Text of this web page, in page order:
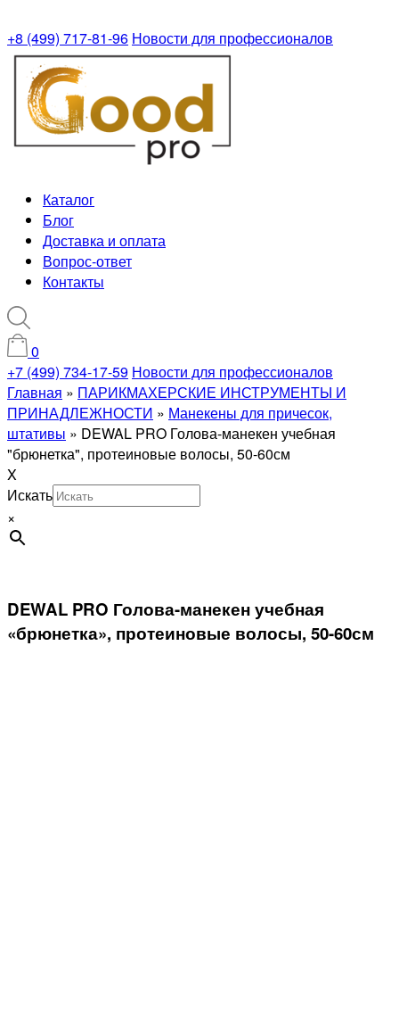
+8 (499) 717-81-96 Новости для профессионалов
Каталог
Блог
Доставка и оплата
Вопрос-ответ
Контакты
0
+7 (499) 734-17-59 Новости для профессионалов
Главная » ПАРИКМАХЕРСКИЕ ИНСТРУМЕНТЫ И
ПРИНАДЛЕЖНОСТИ » Манекены для причесок,
штативы » DEWAL PRO Голова-манекен учебная
"брюнетка", протеиновые волосы, 50-60см
X
Искать
×
DEWAL PRO Голова-манекен учебная
«брюнетка», протеиновые волосы, 50-60см